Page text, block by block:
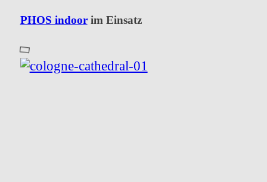
PHOS indoorim Einsatz